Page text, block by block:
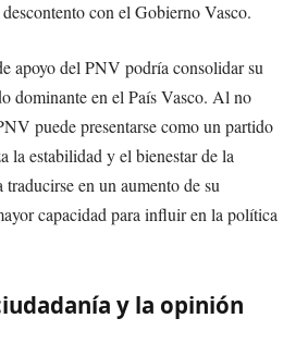
con el Gobierno Vasco.
apoyo del PNV podría consolidar su
dominante en el País Vasco. Al no
puede presentarse como un partido
la estabilidad y el bienestar de la
en un aumento de su
capacidad para influir en la política
y la opinión